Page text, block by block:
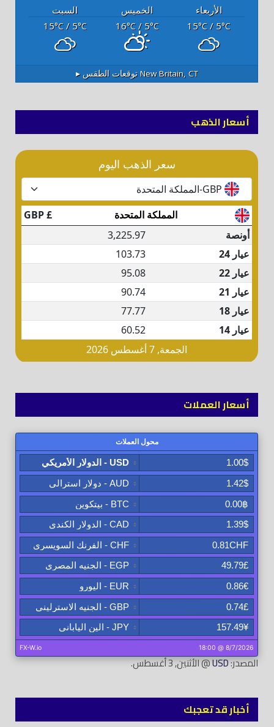
الأربعاء الخميس
السبت
15°C / 5°C
16°C/ 5°C
15°C/ 5°C
New Britain, CTتوقعات الطقس ▸
أسعار الذهب
أسعار العملات
المصدر:USD@ الأثنين, 3 أغسطس.
أخبار قد تعجبك